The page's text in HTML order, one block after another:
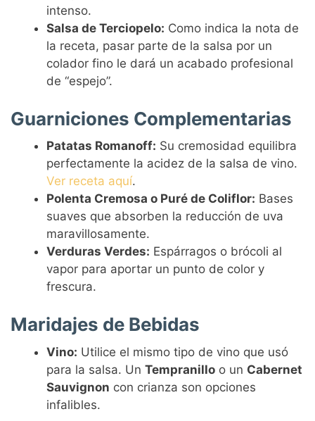
intenso.
Salsa de Terciopelo: Como indica la nota de
la receta, pasar parte de la salsa por un
colador fino le dará un acabado profesional
de “espejo”.
Guarniciones Complementarias
Patatas Romanoff: Su cremosidad equilibra
perfectamente la acidez de la salsa de vino.
Ver receta aquí.
Polenta Cremosa o Puré de Coliflor: Bases
suaves que absorben la reducción de uva
maravillosamente.
Verduras Verdes: Espárragos o brócoli al
vapor para aportar un punto de color y
frescura.
Maridajes de Bebidas
Vino: Utilice el mismo tipo de vino que usó
para la salsa. UnTempranillo o un Cabernet
Sauvignon con crianza son opciones
infalibles.